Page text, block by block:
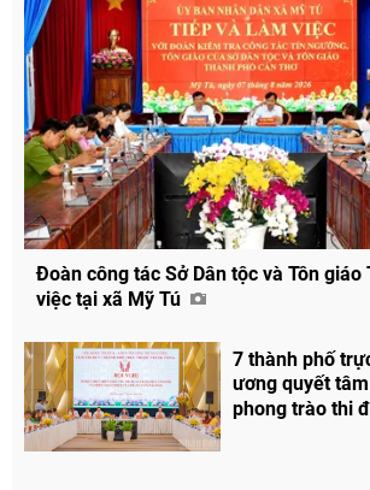
Đoàn công tác Sở Dân tộc và Tôn giáo
việc tại xã Mỹ Tú
7 thành phố
ương quyết
phong trào thi